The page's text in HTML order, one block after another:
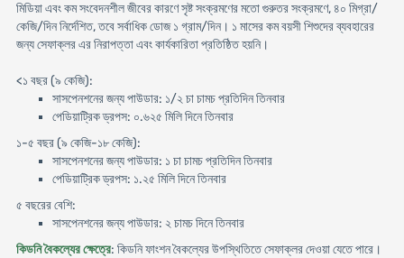
মিডিয়া এবং কম সংবেদনশীল জীবের কারণে সৃষ্ট সংক্রমণের মতো গুরুতর সংক্রমণে, ৪০ মিগ্রা/
কেজি/দিন নির্দেশিত, তবে সর্বাধিক ডোজ ১ গ্রাম/দিন। ১ মাসের কম বয়সী শিশুদের ব্যবহারের
জন্য সেফাক্লর এর নিরাপত্তা এবং কার্যকারিতা প্রতিষ্ঠিত হয়নি।
<১ বছর (৯ কেজি):
সাসপেনশনের জন্য পাউডার: ১/২ চা চামচ প্রতিদিন তিনবার
পেডিয়াট্রিক ড্রপস: ০.৬২৫ মিলি দিনে তিনবার
১-৫ বছর (৯ কেজি-১৮ কেজি):
সাসপেনশনের জন্য পাউডার: ১ চা চামচ প্রতিদিন তিনবার
পেডিয়াট্রিক ড্রপস: ১.২৫ মিলি দিনে তিনবার
৫ বছরের বেশি:
সাসপেনশনের জন্য পাউডার: ২ চামচ দিনে তিনবার
কিডনি বৈকল্যের ক্ষেত্রে: কিডনি ফাংশন বৈকল্যের উপস্থিতিতে সেফাক্লর দেওয়া যেতে পারে।